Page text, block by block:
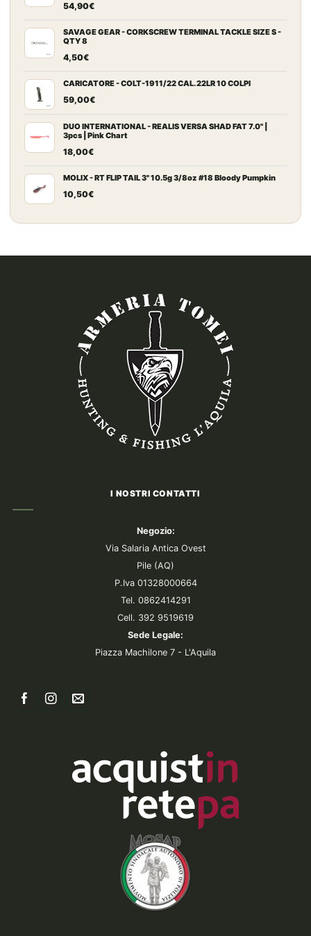
54,90€
SAVAGE GEAR - CORKSCREW TERMINAL TACKLE SIZE S -
QTY 8
4,50€
CARICATORE - COLT-1911/22 CAL. 22LR 10 COLPI
59,00€
DUO INTERNATIONAL - REALIS VERSA SHAD FAT 7.0" |
3pcs | Pink Chart
18,00€
MOLIX - RT FLIP TAIL 3" 10.5g 3/8oz #18 Bloody Pumpkin
10,50€
I NOSTRI CONTATTI
Negozio:
Via Salaria Antica Ovest
Pile (AQ)
P.Iva 01328000664
Tel. 0862414291
Cell. 392 9519619
Sede Legale:
Piazza Machilone 7 - L'Aquila